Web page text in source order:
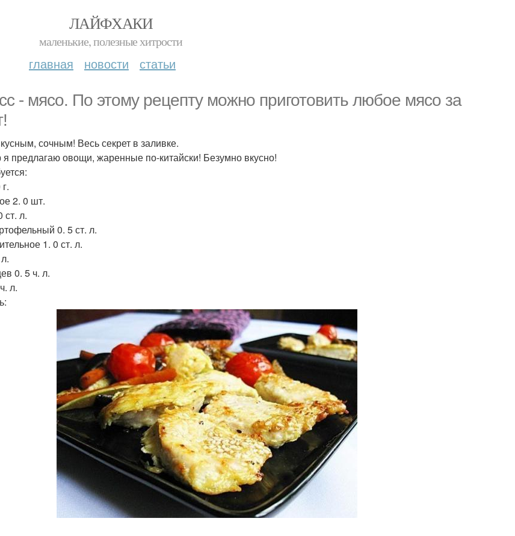
ЛАЙФХАКИ
маленькие, полезные хитрости
главная новости статьи
- мясо. По этому рецепту можно приготовить любое мясо за
сочным! Весь секрет в заливке.
я предлагаю овощи, жаренные по-китайски! Безумно вкусно!
2. 0 шт.
ст. л.
0. 5 ст. л.
1. 0 ст. л.
0. 5 ч. л.
л.